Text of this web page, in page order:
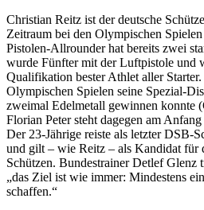
Christian Reitz ist der deutsche
Zeitraum bei den Olympischen
Pistolen-Allrounder hat bereits zwei
wurde Fünfter mit der Luftpistole und
Qualifikation bester Athlet aller
Olympischen Spielen seine Spezial-
zweimal Edelmetall gewinnen konnte
Florian Peter steht dagegen am
Der 23-Jährige reiste als letzter DSB-
und gilt – wie Reitz – als Kandidat für
Schützen. Bundestrainer Detlef Glenz
„das Ziel ist wie immer: Mindestens
schaffen.“